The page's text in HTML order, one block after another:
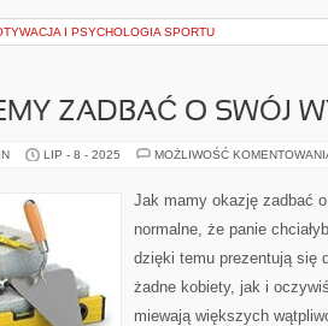
I PSYCHOLOGIA SPORTU
ZADBAĆ O SWÓJ
LIP - 8 - 2025 MOŻLIWOŚĆ
Jak mamy okazję zadbać
normalne, że panie
dzięki temu prezentują się
żadne kobiety, jak i
miewają większych